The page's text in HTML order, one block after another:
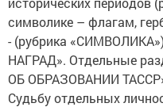
символике – флагам,
- (рубрика
НАГРАД». Отдельные
ОБ ОБРАЗОВАНИИ
Судьбу отдельных